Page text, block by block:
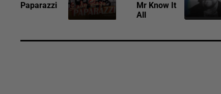
Paparazzi
Mr Know It
All